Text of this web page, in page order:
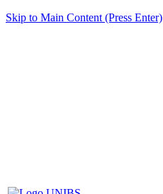
Skip to Main Content (Press Enter)